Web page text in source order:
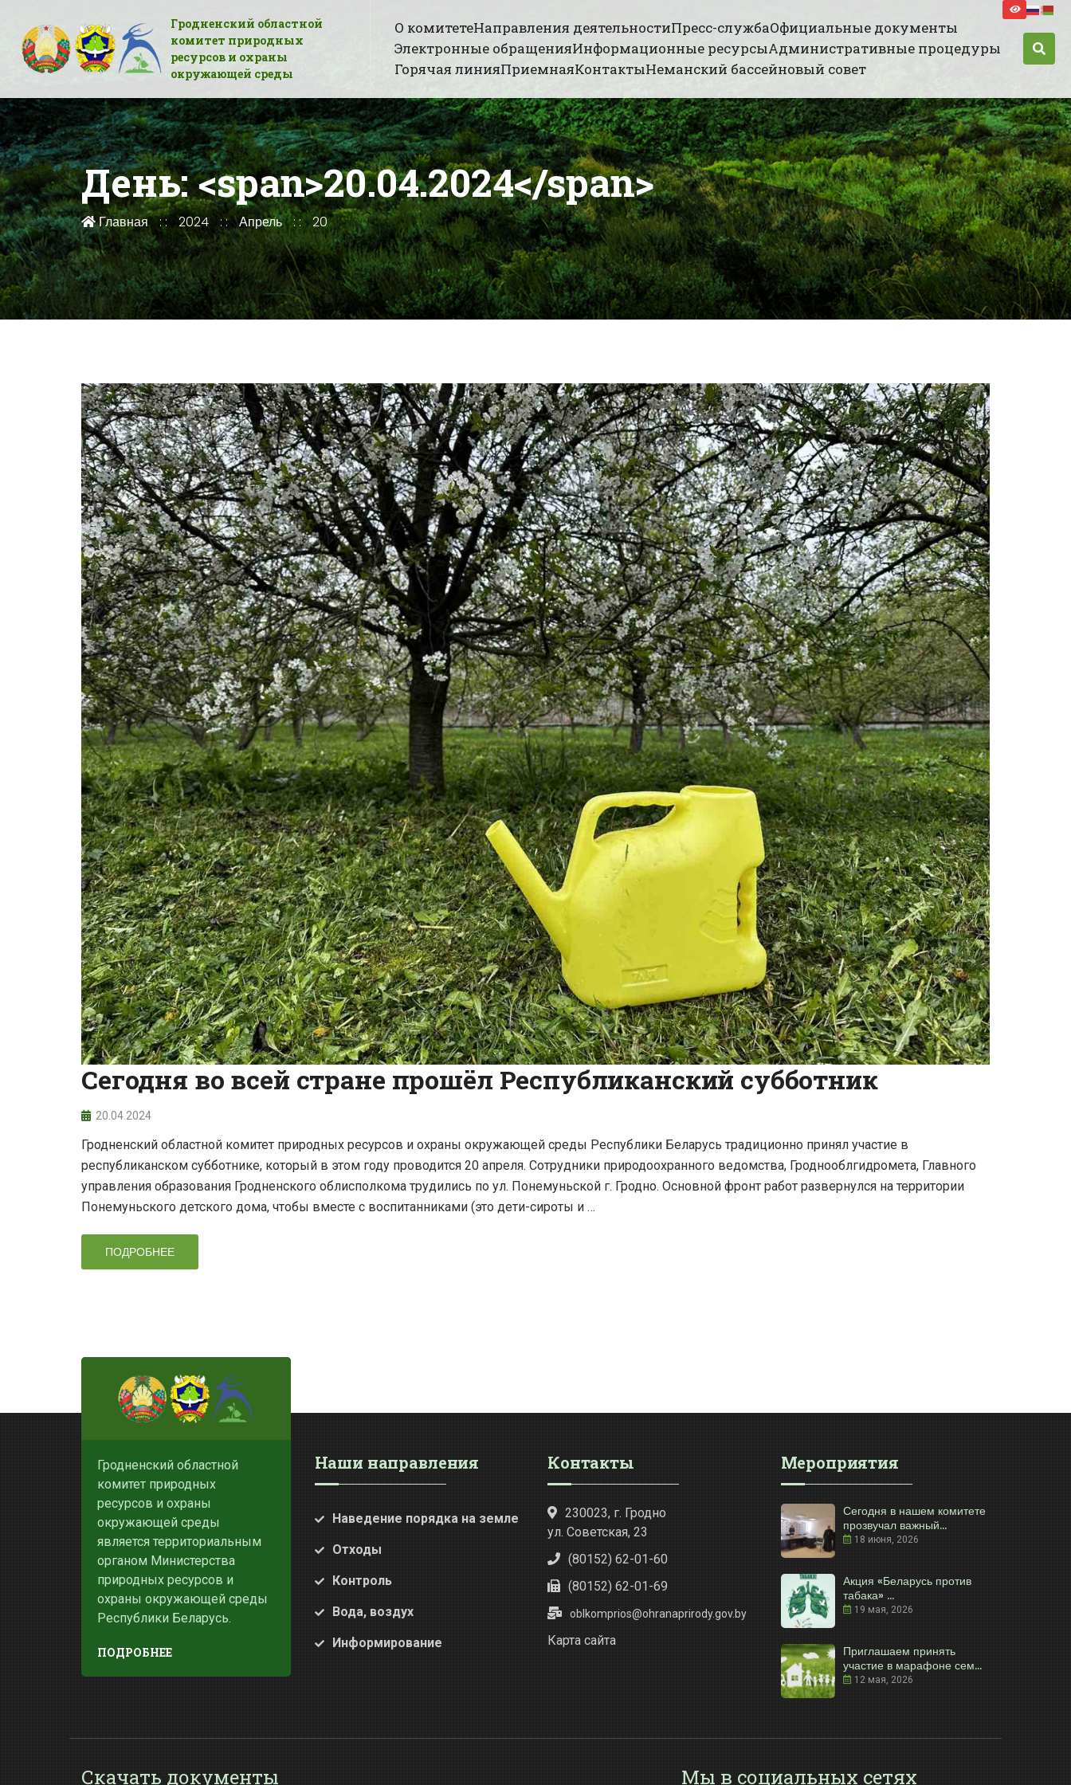
Гродненский областной
комитет природных
ресурсов и охраны
окружающей среды
О комитетеНаправления деятельностиПресс-службаОфициальные документы
Электронные обращенияИнформационные ресурсыАдминистративные процедуры
Горячая линияПриемнаяКонтактыНеманский бассейновый совет
День: <span>20.04.2024</span>
Главная 2024 Апрель 20
Сегодня во всей стране прошёл Республиканский субботник
20.04.2024
Гродненский областной комитет природных ресурсов и охраны окружающей среды Республики Беларусь традиционно принял участие в
республиканском субботнике, который в этом году проводится 20 апреля. Сотрудники природоохранного ведомства, Гроднооблгидромета, Главного
управления образования Гродненского облисполкома трудились по ул. Понемуньской г. Гродно. Основной фронт работ развернулся на территории
Понемуньского детского дома, чтобы вместе с воспитанниками (это дети-сироты и …
ПОДРОБНЕЕ
Гродненский областной
комитет природных
ресурсов и охраны
окружающей среды
является территориальным
органом Министерства
природных ресурсов и
охраны окружающей среды
Республики Беларусь.
ПОДРОБНЕЕ
Наши направления
Наведение порядка на земле
Отходы
Контроль
Вода, воздух
Информирование
Контакты
230023, г. Гродно
ул. Советская, 23
(80152) 62-01-60
(80152) 62-01-69
oblkomprios@ohranaprirody.gov.by
Карта сайта
Мероприятия
Сегодня в нашем комитете
прозвучал важный...
18 июня, 2026
Акция «Беларусь против
табака» ...
19 мая, 2026
Приглашаем принять
участие в марафоне сем...
12 мая, 2026
Скачать документы Мы в социальных сетях